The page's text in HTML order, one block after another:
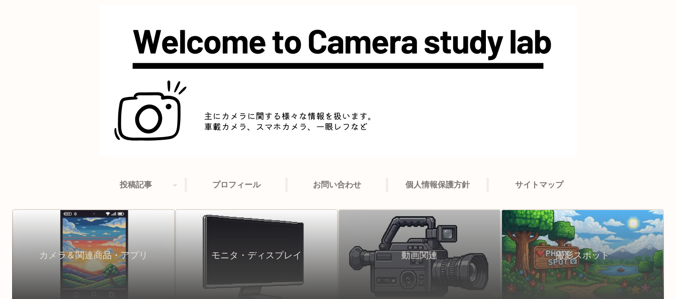
投稿記事 プロフィール お問い合わせ 個人情報保護方針 サイトマップ
カメラ＆関連商品・アプリ モニタ・ディスプレイ 動画関連 撮影スポット